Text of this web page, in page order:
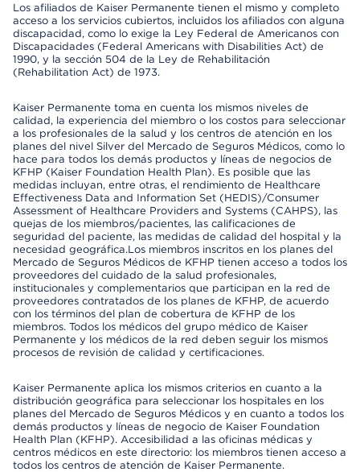
Los afiliados de Kaiser Permanente tienen el mismo y completo
acceso a los servicios cubiertos, incluidos los afiliados con alguna
discapacidad, como lo exige la Ley Federal de Americanos con
Discapacidades (Federal Americans with Disabilities Act) de
1990, y la sección 504 de la Ley de Rehabilitación
(Rehabilitation Act) de 1973.
Kaiser Permanente toma en cuenta los mismos niveles de
calidad, la experiencia del miembro o los costos para seleccionar
a los profesionales de la salud y los centros de atención en los
planes del nivel Silver del Mercado de Seguros Médicos, como lo
hace para todos los demás productos y líneas de negocios de
KFHP (Kaiser Foundation Health Plan). Es posible que las
medidas incluyan, entre otras, el rendimiento de Healthcare
Effectiveness Data and Information Set (HEDIS)/Consumer
Assessment of Healthcare Providers and Systems (CAHPS), las
quejas de los miembros/pacientes, las calificaciones de
seguridad del paciente, las medidas de calidad del hospital y la
necesidad geográfica.Los miembros inscritos en los planes del
Mercado de Seguros Médicos de KFHP tienen acceso a todos los
proveedores del cuidado de la salud profesionales,
institucionales y complementarios que participan en la red de
proveedores contratados de los planes de KFHP, de acuerdo
con los términos del plan de cobertura de KFHP de los
miembros. Todos los médicos del grupo médico de Kaiser
Permanente y los médicos de la red deben seguir los mismos
procesos de revisión de calidad y certificaciones.
Kaiser Permanente aplica los mismos criterios en cuanto a la
distribución geográfica para seleccionar los hospitales en los
planes del Mercado de Seguros Médicos y en cuanto a todos los
demás productos y líneas de negocio de Kaiser Foundation
Health Plan (KFHP). Accesibilidad a las oficinas médicas y
centros médicos en este directorio: los miembros tienen acceso a
todos los centros de atención de Kaiser Permanente.